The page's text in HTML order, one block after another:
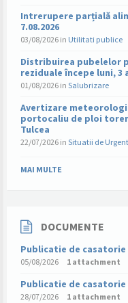
Intrerupere parțială
7.08.2026
03/08/2026 in Utilitati publice
Distribuirea pubelelor
reziduale începe luni, 3
01/08/2026 in Salubrizare
Avertizare
portocaliu de ploi
Tulcea
22/07/2026 in Situatii de
MAI MULTE
DOCUMENTE
Publicatie de casatorie
05/08/2026 1 attachment
Publicatie de casatorie
28/07/2026 1 attachment